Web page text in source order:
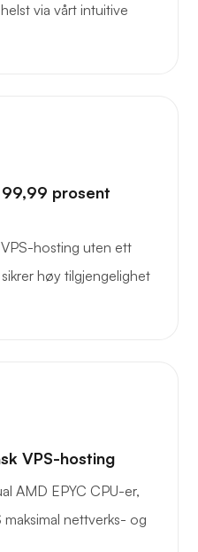
via vårt intuitive
prosent
hosting uten ett
høy tilgjengelighet
VPS-hosting
AMD EPYC CPU-er,
maksimal nettverks- og